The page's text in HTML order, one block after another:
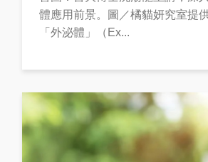
體應用前景。圖／橘貓妍究室提
「外泌體」（Ex...